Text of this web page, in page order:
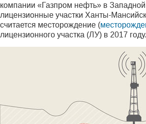
компании «Газпром нефть» в
лицензионные участки Ханты-
считается месторождение (
лицензионного участка (ЛУ) в 2017 году.